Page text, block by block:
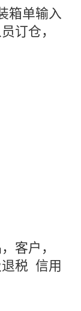
箱单输入
订仓，
客户，
税 信用